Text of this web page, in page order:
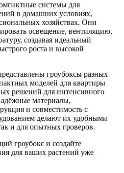
системы для
в домашних условиях,
хозяйствах. Они
освещение, вентиляцию,
создавая идеальный
роста и высокой
гроубоксы разных
моделей для квартиры
решений для интенсивного
материалы,
и совместимость с
делают их удобными
и для опытных гроверов.
гроубокс и создайте
для ваших растений уже